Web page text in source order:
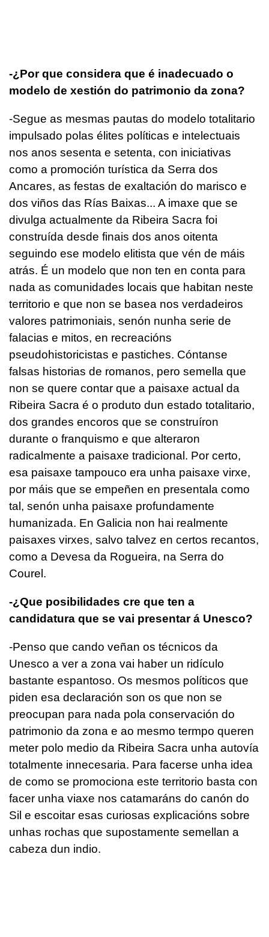
-¿Por que considera que é inadecuado o
modelo de xestión do patrimonio da zona?
-Segue as mesmas pautas do modelo totalitario
impulsado polas élites políticas e intelectuais
nos anos sesenta e setenta, con iniciativas
como a promoción turística da Serra dos
Ancares, as festas de exaltación do marisco e
dos viños das Rías Baixas... A imaxe que se
divulga actualmente da Ribeira Sacra foi
construída desde finais dos anos oitenta
seguindo ese modelo elitista que vén de máis
atrás. É un modelo que non ten en conta para
nada as comunidades locais que habitan neste
territorio e que non se basea nos verdadeiros
valores patrimoniais, senón nunha serie de
falacias e mitos, en recreacións
pseudohistoricistas e pastiches. Cóntanse
falsas historias de romanos, pero semella que
non se quere contar que a paisaxe actual da
Ribeira Sacra é o produto dun estado totalitario,
dos grandes encoros que se construíron
durante o franquismo e que alteraron
radicalmente a paisaxe tradicional. Por certo,
esa paisaxe tampouco era unha paisaxe virxe,
por máis que se empeñen en presentala como
tal, senón unha paisaxe profundamente
humanizada. En Galicia non hai realmente
paisaxes virxes, salvo talvez en certos recantos,
como a Devesa da Rogueira, na Serra do
Courel.
-¿Que posibilidades cre que ten a
candidatura que se vai presentar á Unesco?
-Penso que cando veñan os técnicos da
Unesco a ver a zona vai haber un ridículo
bastante espantoso. Os mesmos políticos que
piden esa declaración son os que non se
preocupan para nada pola conservación do
patrimonio da zona e ao mesmo termpo queren
meter polo medio da Ribeira Sacra unha autovía
totalmente innecesaria. Para facerse unha idea
de como se promociona este territorio basta con
facer unha viaxe nos catamaráns do canón do
Sil e escoitar esas curiosas explicacións sobre
unhas rochas que supostamente semellan a
cabeza dun indio.